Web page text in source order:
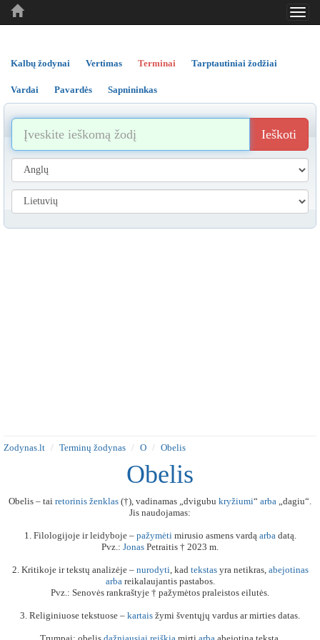
..
..
Kalbų žodynai Vertimas Terminai Tarptautiniai žodžiai
Vardai Pavardės Sapnininkas
Ieškoti
Zodynas.lt Terminų žodynas O Obelis
Obelis
Obelis – tai retorinis ženklas (†), vadinamas „dvigubu kryžiumi“ arba „dagiu“.
Jis naudojamas:
1. Filologijoje ir leidyboje – pažymėtimirusio asmens vardą arbadatą.
Pvz.: Jonas Petraitis † 2023 m.
2. Kritikoje ir tekstų analizėje – nurodyti, kad tekstasyra netikras, abejotinas
arbareikalaujantis pastabos.
Pvz.: Senovės rankraštyje † pažymėtos praleistos eilutės.
3. Religiniuose tekstuose – kartais žymi šventųjų vardus ar mirties datas.